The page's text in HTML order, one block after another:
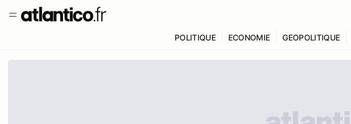
POLITIQUE ECONOMIE GEOPOLITIQUE